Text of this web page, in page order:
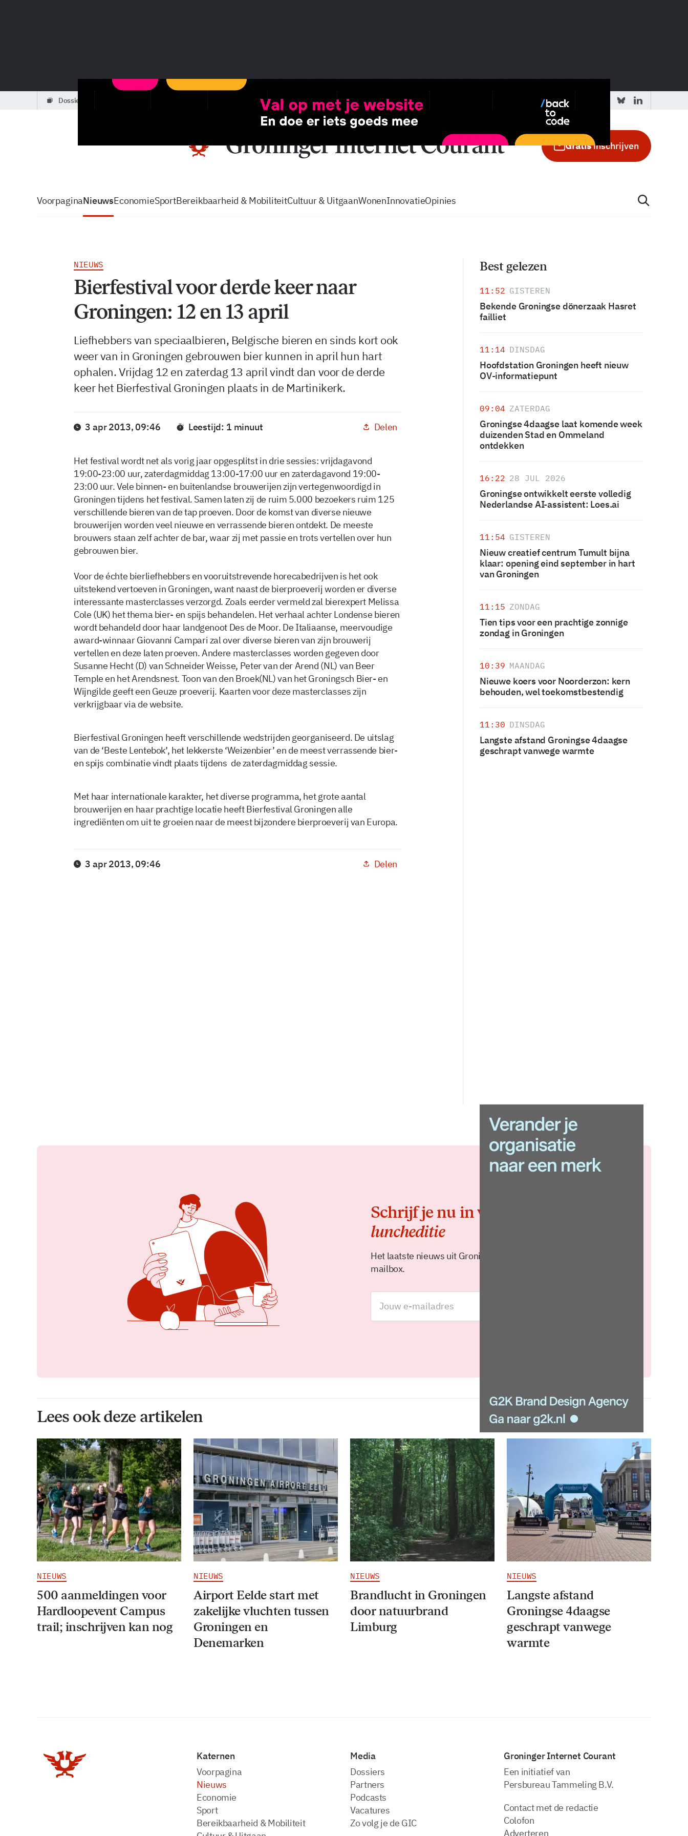
dossiers zo volg je de GIC Adverteren in de GIC
Gratisinschrijven
VoorpaginaNieuwsEconomieSportBereikbaarheid & MobiliteitCultuur & UitgaanWonenInnovatieOpinies
NIEUWS
Bierfestival voor derde keer naar
Groningen: 12 en 13 april
Liefhebbers van speciaalbieren, Belgische bieren en sinds kort ook
weer van in Groningen gebrouwen bier kunnen in april hun hart
ophalen. Vrijdag 12 en zaterdag 13 april vindt dan voor de derde
keer het Bierfestival Groningen plaats in de Martinikerk.
3 apr 2013, 09:46 Leestijd: 1 minuut Delen
Het festival wordt net als vorig jaar opgesplitst in drie sessies: vrijdagavond
19:00-23:00 uur, zaterdagmiddag 13:00-17:00 uur en zaterdagavond 19:00-
23:00 uur. Vele binnen- en buitenlandse brouwerijen zijn vertegenwoordigd in
Groningen tijdens het festival. Samen laten zij de ruim 5.000 bezoekers ruim 125
verschillende bieren van de tap proeven. Door de komst van diverse nieuwe
brouwerijen worden veel nieuwe en verrassende bieren ontdekt. De meeste
brouwers staan zelf achter de bar, waar zij met passie en trots vertellen over hun
gebrouwen bier.
Voor de échte bierliefhebbers en vooruitstrevende horecabedrijven is het ook
uitstekend vertoeven in Groningen, want naast de bierproeverij worden er diverse
interessante masterclasses verzorgd. Zoals eerder vermeld zal bierexpert Melissa
Cole (UK) het thema bier- en spijs behandelen. Het verhaal achter Londense bieren
wordt behandeld door haar landgenoot Des de Moor. De Italiaanse, meervoudige
award-winnaar Giovanni Campari zal over diverse bieren van zijn brouwerij
vertellen en deze laten proeven. Andere masterclasses worden gegeven door
Susanne Hecht (D) van Schneider Weisse, Peter van der Arend (NL) van Beer
Temple en het Arendsnest. Toon van den Broek(NL) van het Groningsch Bier- en
Wijngilde geeft een Geuze proeverij. Kaarten voor deze masterclasses zijn
verkrijgbaar via de website.
Bierfestival Groningen heeft verschillende wedstrijden georganiseerd. De uitslag
van de ‘Beste Lentebok’, het lekkerste ‘Weizenbier’ en de meest verrassende bier-
en spijs combinatie vindt plaats tijdens de zaterdagmiddag sessie.
Met haar internationale karakter, het diverse programma, het grote aantal
brouwerijen en haar prachtige locatie heeft Bierfestival Groningen alle
ingrediënten om uit te groeien naar de meest bijzondere bierproeverij van Europa.
3 apr 2013, 09:46 Delen
Best gelezen
11:52 GISTEREN
Bekende Groningse dönerzaak Hasret
failliet
11:14 DINSDAG
Hoofdstation Groningen heeft nieuw
OV-informatiepunt
09:04 ZATERDAG
Groningse 4daagse laat komende week
duizenden Stad en Ommeland
ontdekken
16:22 28 JUL 2026
Groningse ontwikkelt eerste volledig
Nederlandse AI-assistent: Loes.ai
11:54 GISTEREN
Nieuw creatief centrum Tumult bijna
klaar: opening eind september in hart
van Groningen
11:15 ZONDAG
Tien tips voor een prachtige zonnige
zondag in Groningen
10:39 MAANDAG
Nieuwe koers voor Noorderzon: kern
behouden, wel toekomstbestendig
11:30 DINSDAG
Langste afstand Groningse 4daagse
geschrapt vanwege warmte
Schrijf je nu in voor de
luncheditie
Het laatste nieuws uit Groningen elke middag in je
mailbox.
Lees ook deze artikelen
NIEUWS
500 aanmeldingen voor
Hardloopevent Campus
trail; inschrijven kan nog
NIEUWS
Airport Eelde start met
zakelijke vluchten tussen
Groningen en
Denemarken
NIEUWS
Brandlucht in Groningen
door natuurbrand
Limburg
NIEUWS
Langste afstand
Groningse 4daagse
geschrapt vanwege
warmte
Katernen
Voorpagina
Nieuws
Economie
Sport
Bereikbaarheid & Mobiliteit
Media
dossiers
partners
podcasts
vacatures
zo volg je de GIC
Groninger Internet Courant
Een initiatief van
Persbureau Tammeling B.V.
Contact met de redactie
Colofon
Adverteren